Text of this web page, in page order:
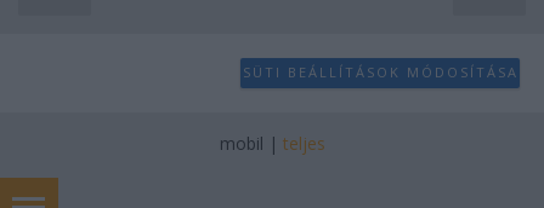
SÜTI BEÁLLÍTÁSOK MÓDOSÍTÁSA
mobil | teljes